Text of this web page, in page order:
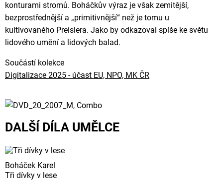
konturami stromů. Boháčkův výraz je však zemitější,
bezprostřednější a „primitivnější“ než je tomu u
kultivovaného Preislera. Jako by odkazoval spíše ke světu
lidového umění a lidových balad.
Součástí kolekce
Digitalizace 2025 - účast EU, NPO, MK ČR
DALŠÍ DÍLA UMĚLCE
Boháček Karel
Tři dívky v lese